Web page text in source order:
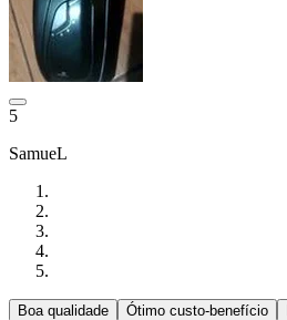
5
SamueL
Boa qualidade Ótimo custo-benefício